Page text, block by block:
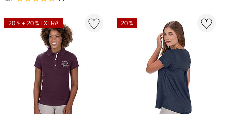
20 % + 20 % EXTRA 20 %